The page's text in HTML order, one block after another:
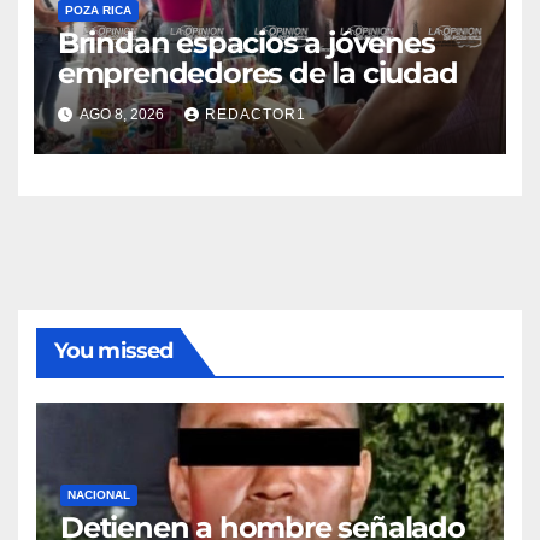
POZA RICA
Brindan espacios a jóvenes
emprendedores de la ciudad
AGO 8, 2026 REDACTOR1
You missed
NACIONAL
Detienen a hombre señalado